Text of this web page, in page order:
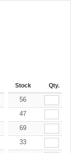
144-287 288 + More
Stock Qty.
21.28
56
21.28
47
21.28
69
21.28
33